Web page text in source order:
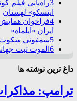
3راه‌یابی فیلم
اینسکو» لهستان
4فراخوان
ایران «ایلماه»
5سمفونی سکوت
6 الموت ثبت
داغ ترین نوشته ها
ترامپ: